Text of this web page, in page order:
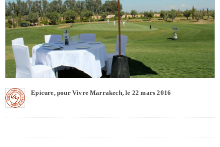
Epicure, pour Vivre Marrakech, le 22 mars 2016